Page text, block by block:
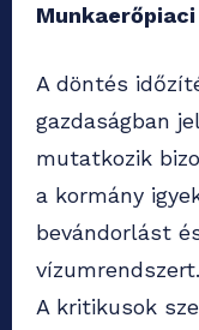
A döntés
gazdaságban
mutatkozik
a kormány
bevándorlást
vízumrendszert.
A kritikusok